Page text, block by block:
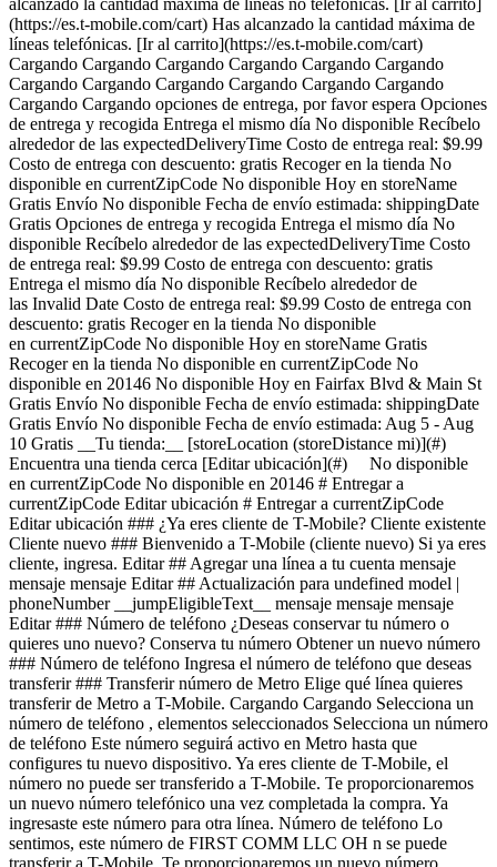
alcanzado la cantidad máxima de líneas no telefónicas. [Ir al carrito]
(https://es.t-mobile.com/cart) Has alcanzado la cantidad máxima de
líneas telefónicas. [Ir al carrito](https://es.t-mobile.com/cart)
Cargando Cargando Cargando Cargando Cargando Cargando
Cargando Cargando Cargando Cargando Cargando Cargando
Cargando Cargando opciones de entrega, por favor espera Opciones
de entrega y recogida Entrega el mismo día No disponible Recíbelo
alrededor de las expectedDeliveryTime Costo de entrega real: $9.99
Costo de entrega con descuento: gratis Recoger en la tienda No
disponible en currentZipCode No disponible Hoy en storeName
Gratis Envío No disponible Fecha de envío estimada: shippingDate
Gratis Opciones de entrega y recogida Entrega el mismo día No
disponible Recíbelo alrededor de las expectedDeliveryTime Costo
de entrega real: $9.99 Costo de entrega con descuento: gratis
Entrega el mismo día No disponible Recíbelo alrededor de
las Invalid Date Costo de entrega real: $9.99 Costo de entrega con
descuento: gratis Recoger en la tienda No disponible
en currentZipCode No disponible Hoy en storeName Gratis
Recoger en la tienda No disponible en currentZipCode No
disponible en 20146 No disponible Hoy en Fairfax Blvd & Main St
Gratis Envío No disponible Fecha de envío estimada: shippingDate
Gratis Envío No disponible Fecha de envío estimada: Aug 5 - Aug
10 Gratis __Tu tienda:__ [storeLocation (storeDistance mi)](#)
Encuentra una tienda cerca [Editar ubicación](#) No disponible
en currentZipCode No disponible en 20146 # Entregar a
currentZipCode Editar ubicación # Entregar a currentZipCode
Editar ubicación ### ¿Ya eres cliente de T-Mobile? Cliente existente
Cliente nuevo ### Bienvenido a T-Mobile (cliente nuevo) Si ya eres
cliente, ingresa. Editar ## Agregar una línea a tu cuenta mensaje
mensaje mensaje Editar ## Actualización para undefined model |
phoneNumber __jumpEligibleText__ mensaje mensaje mensaje
Editar ### Número de teléfono ¿Deseas conservar tu número o
quieres uno nuevo? Conserva tu número Obtener un nuevo número
### Número de teléfono Ingresa el número de teléfono que deseas
transferir ### Transferir número de Metro Elige qué línea quieres
transferir de Metro a T-Mobile. Cargando Cargando Selecciona un número de teléfono , elementos seleccionados Selecciona un número de teléfono Este número seguirá activo en Metro hasta que configures tu nuevo dispositivo. Ya eres cliente de T-Mobile, el número no puede ser transferido a T-Mobile. Te proporcionaremos un nuevo número telefónico una vez completada la compra. Ya ingresaste este número para otra línea. Número de teléfono Lo sentimos, este número de FIRST COMM LLC OH n se puede transferir a T-Mobile. Te proporcionaremos un nuevo número telefónico una vez completada la compra. Verificar número Verificando el número de teléfono Obtener un nuevo número ## Conserva tu número de teléfono __pillTemplate Transfiriendo: phoneNumberTemplate__ Este número permanecerá activo en tu dispositivo actual. Cuando recibas tu dispositivo nuevo, llámanos para transferir el número a T-Mobile. Este número permanecerá activo en tu dispositivo actual. Tu experto de servicio móvil te ayudará a transferir tu número a T-Mobile. ### Número de teléfono __pillTemplate__ __Este número es elegible: phoneNumberTemplate__ Este número permanecerá activo en tu proveedor actual hasta que configures tu nuevo dispositivo. ### Obtener un número nuevo Editar ### Dispositivo de intercambio elegible Tu dispositivo de intercambio marketingName firstName phoneNumber __Estado del dispositivo__ selectedDeviceCondition Crédito único por intercambio estimado: $oneTimeCredit Estado: deviceCondition ## Saldo pendiente del intercambio: $__installmentBalance__ Esta cantidad se debe pagar antes de completar tu pedido. La cantidad restante se agregará a tu carrito. ### Intercambiar dispositivo Intercambia tu dispositivo y ahorra, según su estado y modelo. ¿Tienes un dispositivo dañado? Es posible que seas elegible para una promoción. Obtén un estimado de intercambio Omitir intercambio ### Omitir intercambio Al no entregar tu dispositivo usado, tu pago mensual por el dispositivo ahora es price Agrega un intercambio y llévate este dispositivo por solo discountPrice # ¿Deseas realizar un intercambio? currentDevice firstName msisdn Obtén un estimado de intercambio Omitir intercambio Editar ## Dispositivo de intercambio elegible Tu dispositivo de intercambio marketingName firstName phoneNumber __Estado del dispositivo__ selectedDeviceCondition Crédito único por intercambio estimado: $oneTimeCredit __Crédito único por intercambio estimado: $oneTimeCredit__ En deviceCondition estado ## Saldo pendiente del intercambio: $__installmentBalance__ Esta cantidad se debe pagar antes de completar tu pedido. La cantidad restante se agregará a tu carrito. ## Se omitió el intercambio ## Elige un dispositivo de intercambio Elige un dispositivo de intercambio Omitir intercambio Editar Confirma tu dispositivo de intercambio Tu dispositivo de intercambio marketingName firstName phoneNumber Para continuar, necesitamos más información para verificar tu intercambio. Llama al 1-800-T-MOBILE o marca 611 en tu teléfono T-Mobile. Verificar condiciones de intercambio Omitir intercambio Editar ### Promoción __Aplicado__ promoName __Ahorros promocionales recurrentes: totalPromotionalValue__ Crédito de recurringCreditAmount más de paymentTerms meses Si se cancela antes de los paymentTerms créditos, los créditos se suspenderán y es posible que deba pagarse el saldo del acuerdo de financiamiento requerido; Contáctanos. Solo para clientes elegibles, más impuestos. Ver detalles de la promoción [](https://es.t-mobile.com) __Protección para dispositivos__ Agrega protección sin preocupaciones a tu nuevo dispositivo. Mostrar protección del dispositivo para Virginia Al 75 % de las personas se les ha roto, perdido o les han robado el teléfono. Assurant, 2026 protectionTitle protectionDescription Mostrar protección del dispositivo para Virginia protectionStatText Assurant, 2026 cargando plan cargando plan Recomendados Los más populares ## Protección básica para dispositivos Es posible que se apliquen impuestos al costo mensual. Se renueva cada mes hasta su cancelación. Se puede cancelar en cualquier momento en la app T-Life. Solo lo indispensable. Nuestro __plan básico__ incluye: - ![](https://es.t-mobile.com/content/dam/digx/tmobile/us/en/device-protection/security.svg)Reemplazo por pérdida, robo o daño accidental - ![](https://es.t-mobile.com/content/dam/digx/tmobile/us/en/device-protection/mobile.svg)Reparaciones de pantallas rotas - ![](https://es.t-mobile.com/content/dam/digx/tmobile/us/en/device-protection/wrench-filled.svg)Cobertura en caso de falla mecánica y eléctrica Ve más beneficios ## Protección básica para dispositivos por Solo lo indispensable. Nuestro __plan básico__ incluye: - ![](https://es.t-mobile.com/content/dam/digx/tmobile/us/en/device-protection/security.svg)Reemplazo por pérdida, robo o daño accidental - ![](https://es.t-mobile.com/content/dam/digx/tmobile/us/en/device-protection/mobile.svg)Reparaciones de pantallas rotas - ![](https://es.t-mobile.com/content/dam/digx/tmobile/us/en/device-protection/wrench-filled.svg)Cobertura en caso de falla mecánica y eléctrica Ve más beneficios Es posible que se apliquen impuestos al costo mensual. Se renueva cada mes hasta su cancelación. Se puede cancelar en cualquier momento en la app T-Life. ## Protección básica para dispositivos por Solo lo indispensable. Nuestro __plan básico__ incluye: - ![](https://es.t-mobile.com/content/dam/digx/tmobile/us/en/device-protection/security.svg)Reemplazo por pérdida, robo o daño accidental - ![](https://es.t-mobile.com/content/dam/digx/tmobile/us/en/device-protection/mobile.svg)Reparaciones de pantallas rotas - ![](https://es.t-mobile.com/content/dam/digx/tmobile/us/en/device-protection/wrench-filled.svg)Cobertura en caso de falla mecánica y eléctrica Ve más beneficios Es posible que se apliquen impuestos al costo mensual. Se renueva cada mes hasta su cancelación. Se puede cancelar en cualquier momento en la app T-Life. Elige Recomendados Los más populares ## Protección de dispositivo con seguro ​​​​​​​A partir del 1 de abril, algunos planes tendrán cargos más bajos y un cambio de precio de $1. Más información en [mytmoclaim.com/update](http://mytmoclaim.com/update "http://mytmoclaim.com/update"). Es posible que se apliquen impuestos al costo mensual. Se renueva cada mes hasta su cancelación. Se puede cancelar en cualquier momento en la app T-Life. Solo lo indispensable. Nuestro __plan básico__ incluye: - ![](https://es.t-mobile.com/content/dam/digx/tmobile/us/en/device-protection/security.svg)Reemplazo por pérdida y robo - ![](https://es.t-mobile.com/content/dam/digx/tmobile/us/en/device-protection/icon-refresh-filled.svg)Reclamaciones ilimitadas por daños accidentales - ![](https://es.t-mobile.com/content/dam/digx/tmobile/us/en/device-protection/mobile-check.svg)$0 en reparaciones por pantallas frontales rotas Ve más beneficios ## Protección de dispositivo con seguro por Solo lo indispensable. Nuestro __plan básico__ incluye: - ![](https://es.t-mobile.com/content/dam/digx/tmobile/us/en/device-protection/security.svg)Reemplazo por pérdida y robo - ![](https://es.t-mobile.com/content/dam/digx/tmobile/us/en/device-protection/icon-refresh-filled.svg)Reclamaciones ilimitadas por daños accidentales - ![](https://es.t-mobile.com/content/dam/digx/tmobile/us/en/device-protection/mobile-check.svg)$0 en reparaciones por pantallas frontales rotas Ve más beneficios ​​​​​​​A partir del 1 de abril, algunos planes tendrán cargos más bajos y un cambio de precio de $1. Más información en [mytmoclaim.com/update](http://mytmoclaim.com/update "http://mytmoclaim.com/update"). Es posible que se apliquen impuestos al costo mensual. Se renueva cada mes hasta su cancelación. Se puede cancelar en cualquier momento en la app T-Life. ## Protección de dispositivo con seguro por Solo lo indispensable. Nuestro __plan básico__ incluye: - ![](https://es.t-mobile.com/content/dam/digx/tmobile/us/en/device-protection/security.svg)Reemplazo por pérdida y robo - ![](https://es.t-mobile.com/content/dam/digx/tmobile/us/en/device-protection/icon-refresh-filled.svg)Reclamaciones ilimitadas por daños accidentales - ![](https://es.t-mobile.com/content/dam/digx/tmobile/us/en/device-protection/mobile-check.svg)$0 en reparaciones por pantallas frontales rotas Ve más beneficios ​​​​​​​A partir del 1 de abril, algunos planes tendrán cargos más bajos y un cambio de precio de $1. Más información en [mytmoclaim.com/update](http://mytmoclaim.com/update "http://mytmoclaim.com/update"). Es posible que se apliquen impuestos al costo mensual. Se renueva cada mes hasta su cancelación. Se puede cancelar en cualquier momento en la app T-Life. Elige Recomendados Los más populares ## Protection 360™️ Es posible que se apliquen impuestos al costo mensual. Se renueva cada mes hasta su cancelación. Se puede cancelar en cualquier momento en la app T-Life. Nuestro __plan más completo__ incluye: - ![](https://es.t-mobile.com/content/dam/digx/tmobile/us/en/device-protection/security.svg)Reemplazo por pérdida y robo - ![](https://es.t-mobile.com/content/dam/digx/tmobile/us/en/device-protection/icon-refresh-filled.svg)Reclamaciones ilimitadas por daños accidentales, incluidas pantallas dañadas - ![](https://es.t-mobile.com/content/dam/digx/tmobile/us/en/device-protection/mobile.svg)Reemplazos ilimitados para protectores de pantalla - ![](https://es.t-mobile.com/content/dam/digx/tmobile/us/en/device-protection/wrench-filled.svg)Cobertura en caso de falla mecánica y eléctrica Ve más beneficios ## Protection 360™️ por Nuestro __plan más completo__ incluye: - ![](https://es.t-mobile.com/content/dam/digx/tmobile/us/en/device-protection/security.svg)Reemplazo por pérdida y robo - ![](https://es.t-mobile.com/content/dam/digx/tmobile/us/en/device-protection/icon-refresh-filled.svg)Reclamaciones ilimitadas por daños accidentales, incluidas pantallas dañadas - ![](https://es.t-mobile.